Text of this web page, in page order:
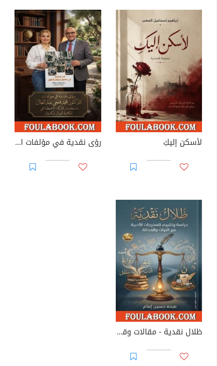
لأسكن إليكِ رؤى نقدية في مؤلفات الدكتور محمد فتحي عبد العال باستخدام الذكاء الاصطناعي
ظلال نقدية - مقالات وقراءات